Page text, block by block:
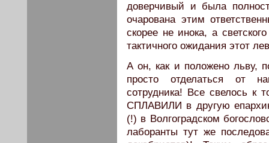
доверчивый и была
очарована этим
скорее не инока, а
тактичного ожидания этот
А он, как и положено льву,
просто отделаться от
сотрудника! Все свелось к
СПЛАВИЛИ в другую
(!) в Волгоградском
лаборанты тут же